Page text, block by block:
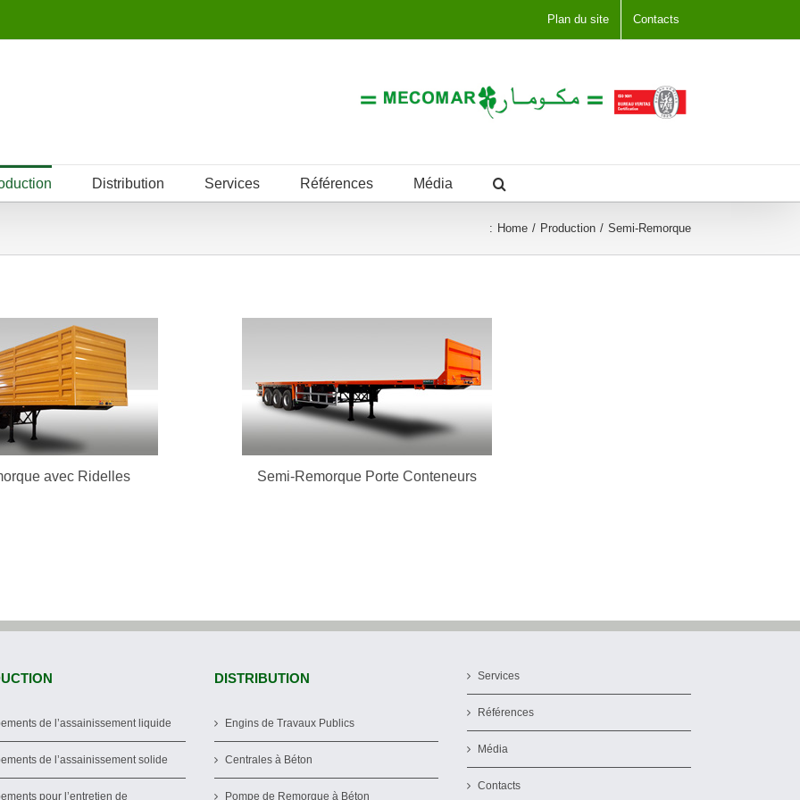
Plan du site Contacts
Distribution Services Références Média
: Home Production Semi-Remorque
avec Ridelles
avec Ridelles
Savoir Plus
Semi-Remorque Porte Conteneurs
En Savoir Plus
de l’assainissement liquide
de l’assainissement solide
pour l’entretien de
DISTRIBUTION
Engins de Travaux Publics
Centrales à Béton
Pompe de Remorque à Béton
Services
Références
Média
Contacts